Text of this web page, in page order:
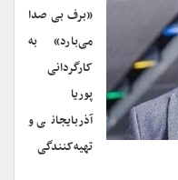
«برف بی صدا
می‌بارد» به
کارگردانی
پوریا
آذربایجانی و
تهیه‌کنندگی